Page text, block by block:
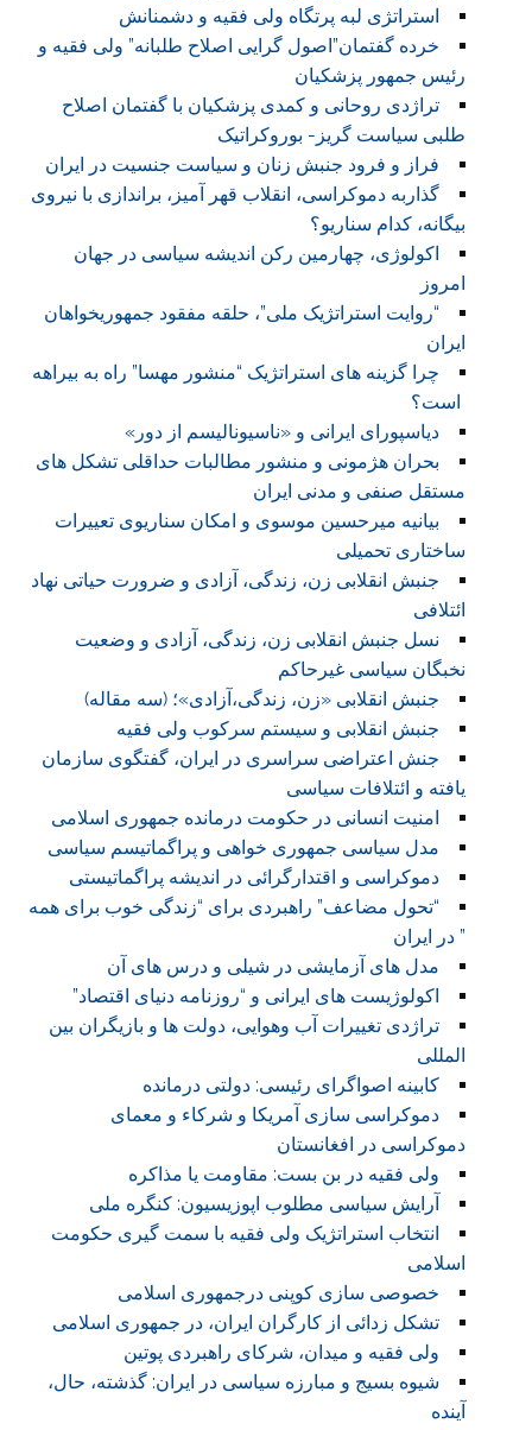
استراتژی لبه پرتگاه ولی فقیه و دشمنانش
خرده گفتمان”اصول گرایی اصلاح طلبانه” ولی فقیه و
رئیس جمهور پزشکیان
تراژدی روحانی و کمدی پزشکیان با گفتمان اصلاح
طلبی سیاست گریز- بوروکراتیک
فراز و فرود جنبش زنان و سیاست جنسیت در ایران
گذاربه دموکراسی، انقلاب قهر آمیز، براندازی با نیروی
بیگانه، کدام سناریو؟
اکولوژی، چهارمین رکن اندیشه سیاسی در جهان
امروز
“روایت استراتژیک ملی”، حلقه مفقود جمهوریخواهان
ایران
چرا گزینه های استراتژیک “منشور مهسا” راه به بیراهه
است؟
دیاسپورای ایرانی و «ناسیونالیسم از دور»
بحران هژمونی و منشور مطالبات حداقلی تشکل های
مستقل صنفی و مدنی ایران
بیانیه میرحسین موسوی و امکان سناریوی تعییرات
ساختاری تحمیلی
جنبش انقلابی زن، زندگی، آزادی و ضرورت حیاتی نهاد
ائتلافی
نسل جنبش انقلابی زن، زندگی، آزادی و وضعیت
نخبگان سیاسی غیرحاکم
جنبش انقلابی «زن، زندگی،آزادی»؛ (سه مقاله)
جنبش انقلابی و سیستم سرکوب ولی فقیه
جنش اعتراضی سراسری در ایران، گفتگوی سازمان
یافته و ائتلافات سیاسی
امنیت انسانی در حکومت درمانده جمهوری اسلامی
مدل سیاسی جمهوری خواهی و پراگماتیسم سیاسی
دموکراسی و اقتدارگرائی در اندیشه پراگماتیستی
“تحول مضاعف” راهبردی برای “زندگی خوب برای همه
” در ایران
مدل های آزمایشی در شیلی و درس های آن
اکولوژیست های ایرانی و “روزنامه دنیای اقتصاد”
تراژدی تغییرات آب وهوایی، دولت ها و بازیگران بین
المللی
کابینه اصواگرای رئیسی: دولتی درمانده
دموکراسی سازی آمریکا و شرکاء و معمای
دموکراسی در افغانستان
ولی فقیه در بن بست: مقاومت یا مذاکره
آرایش سیاسی مطلوب اپوزیسیون: کنگره ملی
انتخاب استراتژیک ولی فقیه با سمت گیری حکومت
اسلامی
خصوصی سازی کوپنی درجمهوری اسلامی
تشکل زدائی از کارگران ایران، در جمهوری اسلامی
ولی فقیه و میدان، شرکای راهبردی پوتین
شیوه بسیج و مبارزه سیاسی در ایران: گذشته، حال،
آینده